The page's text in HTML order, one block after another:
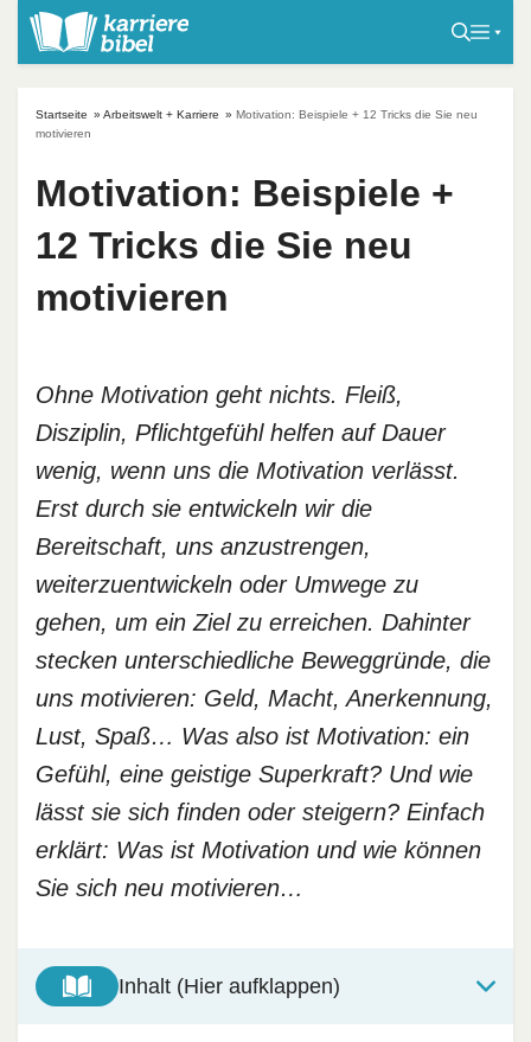
Startseite » Arbeitswelt + Karriere » Motivation: Beispiele + 12 Tricks die Sie neu
motivieren
Motivation: Beispiele +
12 Tricks die Sie neu
motivieren
Ohne Motivation geht nichts. Fleiß,
Disziplin, Pflichtgefühl helfen auf Dauer
wenig, wenn uns die Motivation verlässt.
Erst durch sie entwickeln wir die
Bereitschaft, uns anzustrengen,
weiterzuentwickeln oder Umwege zu
gehen, um ein Ziel zu erreichen. Dahinter
stecken unterschiedliche Beweggründe, die
uns motivieren: Geld, Macht, Anerkennung,
Lust, Spaß… Was also ist Motivation: ein
Gefühl, eine geistige Superkraft? Und wie
lässt sie sich finden oder steigern? Einfach
erklärt: Was ist Motivation und wie können
Sie sich neu motivieren…
Inhalt (Hier aufklappen)